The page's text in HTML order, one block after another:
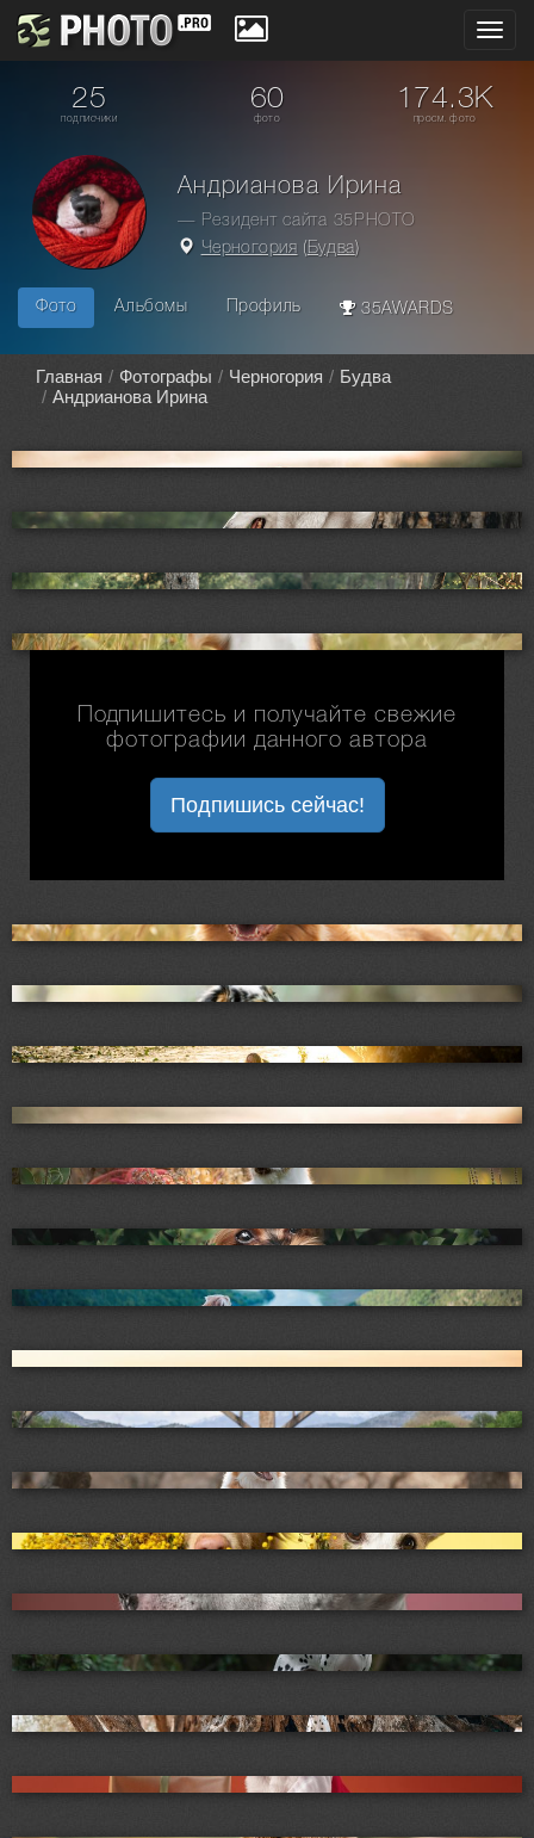
25
подписчики
60
фото
174.3K
просм. фото
Андрианова Ирина
— Резидент сайта 35PHOTO
Черногория (Будва)
Фото Альбомы Профиль 35AWARDS
Главная Фотографы Черногория
Будва
Андрианова Ирина
Подпишитесь и получайте свежие
фотографии данного автора
Подпишись сейчас!